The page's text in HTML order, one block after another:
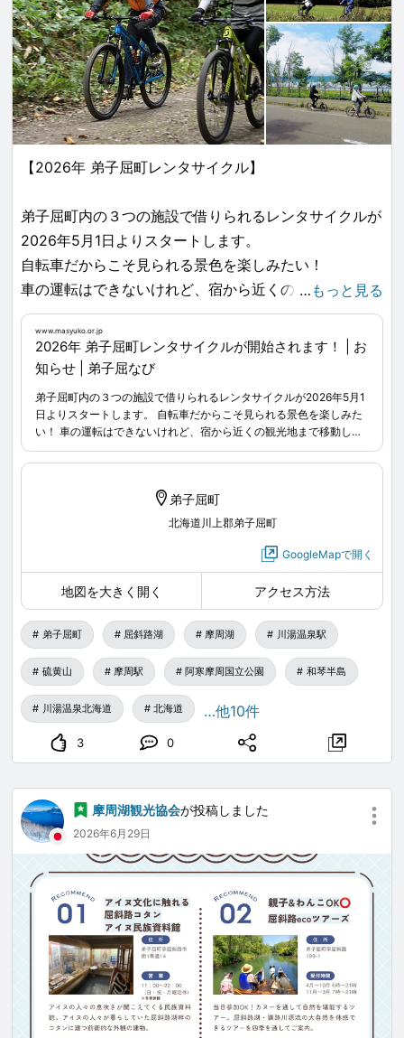
【2026年 弟子屈町レンタサイクル】
弟子屈町内の３つの施設で借りられるレンタサイクルが
2026年5月1日よりスタートします。
自転車だからこそ見られる景色を楽しみたい！
車の運転はできないけれど、宿から近くの観光地まで移
動したい！
など、様々なシーンでご活用頂けます。
便利に！そして、手軽に！ぜひ旅のプランに合わせてお
使いください。
詳しくは、弟子屈なび。または、予約フォームをご覧く
… もっと見る
www.masyuko.or.jp
2026年 弟子屈町レンタサイクルが開始されます！ | お
知らせ | 弟子屈なび
弟子屈町内の３つの施設で借りられるレンタサイクルが2026年5月1
日よりスタートします。 自転車だからこそ見られる景色を楽しみた
い！ 車の運転はできないけれど、宿から近くの観光地まで移動した
い！ など、様々なシーンでご活用頂けます。 予約サイトからご予約
&決済も可能です。 便利に！そして、手軽に！ぜひ旅のプランに合
弟子屈町
北海道川上郡弟子屈町
GoogleMapで開く
地図を大きく開く アクセス方法
弟子屈町 屈斜路湖 摩周湖 川湯温泉駅
硫黄山 摩周駅 阿寒摩周国立公園 和琴半島
川湯温泉北海道 北海道 …他10件
3 0
摩周湖観光協会が投稿しました
2026年6月29日